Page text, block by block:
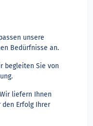
unsere
Bedürfnisse an.
begleiten Sie von
Wir liefern Ihnen
Erfolg Ihrer